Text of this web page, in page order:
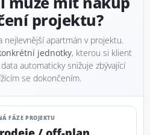
projektu?
nejlevnější apartmán v projektu.
jednotky, kterou si klient
automaticky snižuje zbývající
se dokončením.
FÁZE PROJEKTU